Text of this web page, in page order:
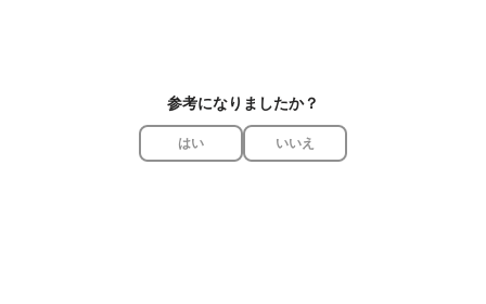
参考になりましたか？
はい いいえ